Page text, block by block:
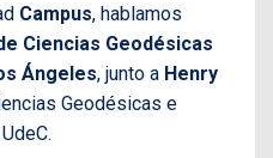
Campus, hablamos
Ciencias Geodésicas
Ángeles, junto a Henry
Geodésicas e